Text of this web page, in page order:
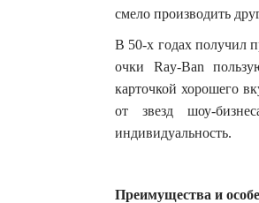
смело производить
В 50-х годах получил
очки Ray-Ban
карточкой хорошего
от звезд шоу-
индивидуальность.
Преимущества и